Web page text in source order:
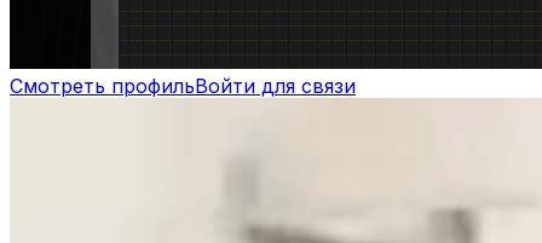
Смотреть профильВойти для связи